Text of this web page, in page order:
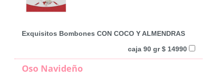
Exquisitos Bombones CON COCO Y ALMENDRAS
caja 90 gr $ 14990
Oso Navideño